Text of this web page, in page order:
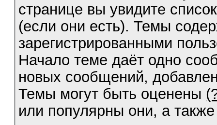
странице вы увидите
(если они есть). Темы
зарегистрированными
Начало теме даёт одно
новых сообщений,
Темы могут быть оценены
или популярны они, а